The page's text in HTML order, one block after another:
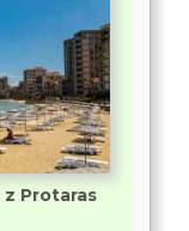
z Protaras